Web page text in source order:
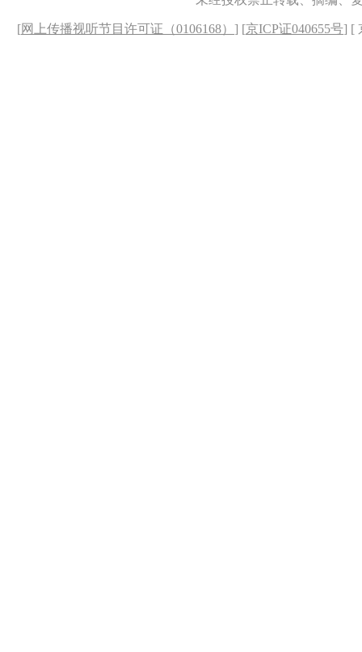
[网上传播视听节目许可证（0106168） ] [京ICP证040655号] [